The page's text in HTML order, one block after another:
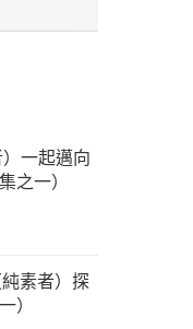
一起邁向
之一）
素者）探
）